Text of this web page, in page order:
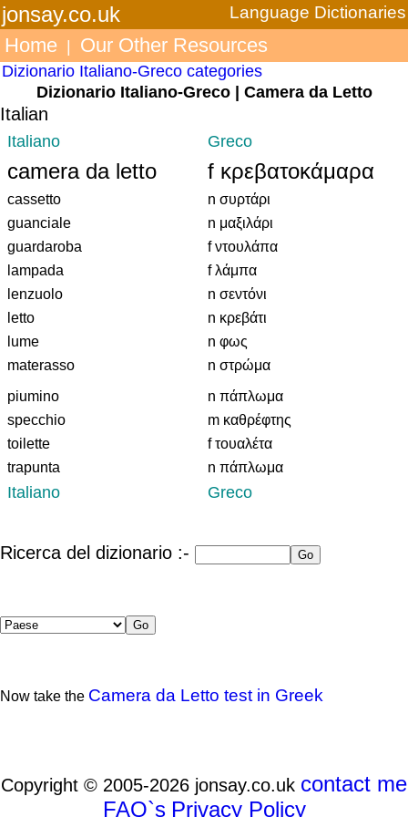
jonsay.co.uk Language Dictionaries
Home Our Other Resources
Dizionario Italiano-Greco categories
Dizionario Italiano-Greco | Camera da Letto
Italian
Italiano Greco
camera da letto f κρεβατοκάμαρα
cassetto
n συρτάρι
guanciale
n μαξιλάρι
guardaroba
f ντουλάπα
lampada
f λάμπα
lenzuolo
n σεντόνι
letto
n κρεβάτι
lume
n φως
materasso
n στρώμα
piumino
n πάπλωμα
specchio
m καθρέφτης
toilette
f τουαλέτα
trapunta
n πάπλωμα
Italiano Greco
Ricerca del dizionario :-
Now take the Camera da Letto test in Greek
Copyright © 2005-2026 jonsay.co.uk contact me
FAQ`s Privacy Policy